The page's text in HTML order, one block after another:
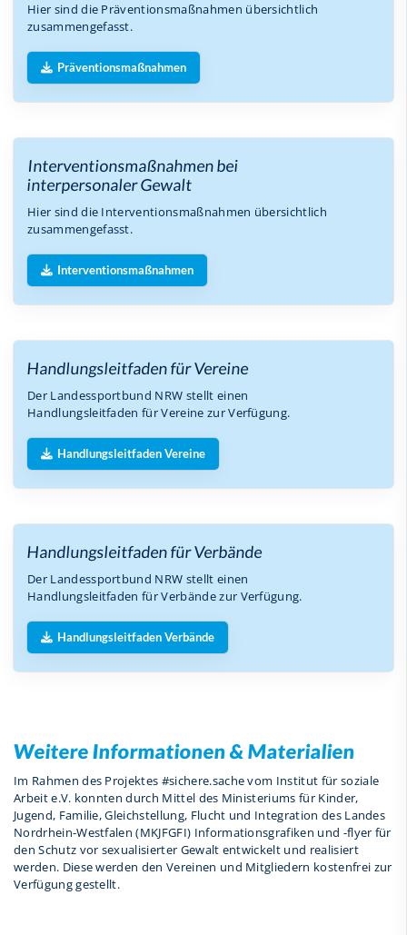
Hier sind die Präventionsmaßnahmen übersichtlich
zusammengefasst.
Präventionsmaßnahmen
Interventionsmaßnahmen bei
interpersonaler Gewalt
Hier sind die Interventionsmaßnahmen übersichtlich
zusammengefasst.
Interventionsmaßnahmen
Handlungsleitfaden für Vereine
Der Landessportbund NRW stellt einen
Handlungsleitfaden für Vereine zur Verfügung.
Handlungsleitfaden Vereine
Handlungsleitfaden für Verbände
Der Landessportbund NRW stellt einen
Handlungsleitfaden für Verbände zur Verfügung.
Handlungsleitfaden Verbände
Weitere Informationen & Materialien
Im Rahmen des Projektes #sichere.sache vom Institut für soziale
Arbeit e.V. konnten durch Mittel des Ministeriums für Kinder,
Jugend, Familie, Gleichstellung, Flucht und Integration des Landes
Nordrhein-​Westfalen (MKJFGFI) Informationsgrafiken und -flyer für
den Schutz vor sexualisierter Gewalt entwickelt und realisiert
werden. Diese werden den Vereinen und Mitgliedern kostenfrei zur
Verfügung gestellt.